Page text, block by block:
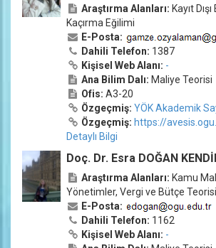
Araştırma Alanları: Kayıt
Kaçırma Eğilimi
E-Posta:
Dahili Telefon: 1387
Kişisel Web Alanı: -
Ana Bilim Dalı: Maliye Teorisi
Ofis: A3-20
Özgeçmiş: YÖK Akademik
Özgeçmiş: https://
Detaylı Bilgi
Doç. Dr. Esra DOĞAN
Araştırma Alanları: Kamu
Yönetimler, Vergi ve Bütçe Teorisi
E-Posta:
Dahili Telefon: 1162
Kişisel Web Alanı: -